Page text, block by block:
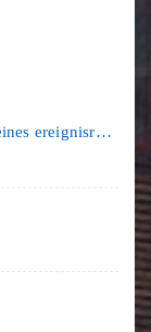
Schulfest am HSG: Gelungener Abschluss eines ereignisreichen Schuljahres